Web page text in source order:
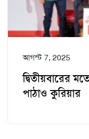
আগস্ট 7, 2025
দ্বিতীয়বারের
পাঠাও কুরিয়ার